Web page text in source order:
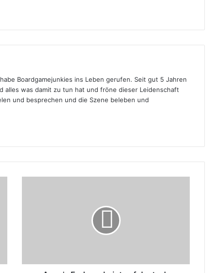
Boardgamejunkies ins Leben gerufen. Seit gut 5 Jahren
alles was damit zu tun hat und fröne dieser Leidenschaft
und besprechen und die Szene beleben und